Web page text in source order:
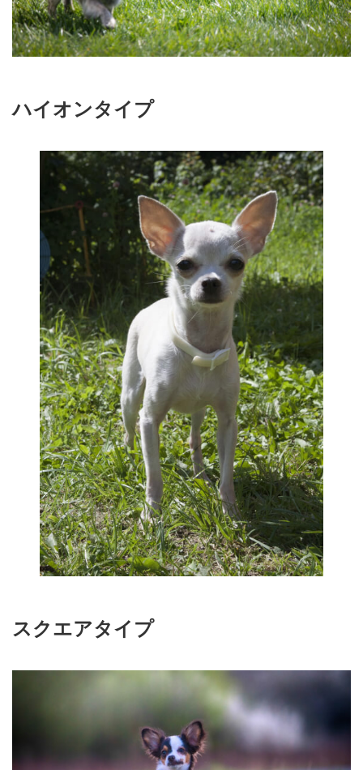
ハイオンタイプ
スクエアタイプ